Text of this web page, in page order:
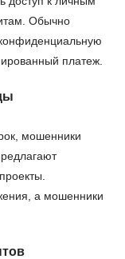
Обычно
платеж.
мошенники
а мошенники